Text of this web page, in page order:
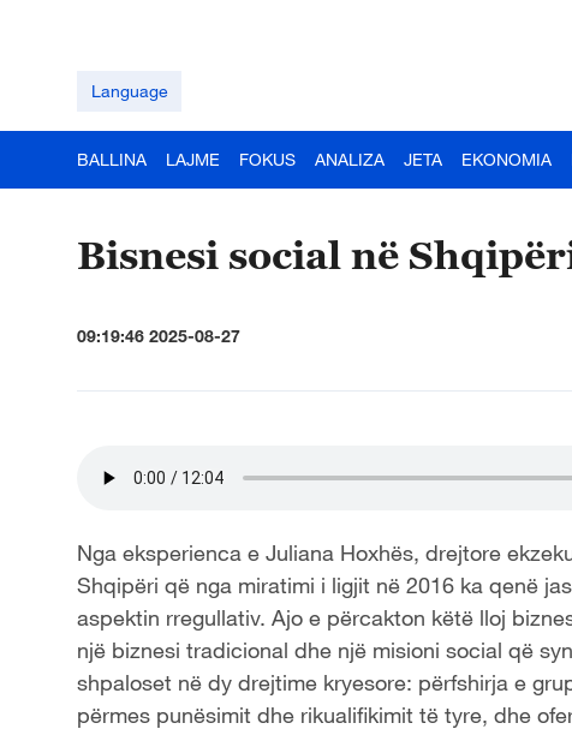
Language
BALLINA LAJME FOKUS ANALIZA JETA EKONOMIA
Bisnesi social në
09:19:46 2025-08-27
Nga eksperienca e Juliana Hoxhës, drejtore
Shqipëri që nga miratimi i ligjit në 2016 ka qenë
aspektin rregullativ. Ajo e përcakton këtë lloj
një biznesi tradicional dhe një misioni social që
shpaloset në dy drejtime kryesore: përfshirja e
përmes punësimit dhe rikualifikimit të tyre, dhe